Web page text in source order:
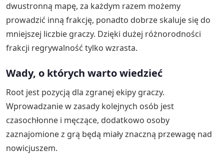
dwustronną mapę, za każdym razem możemy
prowadzić inną frakcję, ponadto dobrze skaluje się do
mniejszej liczbie graczy. Dzięki dużej różnorodności
frakcji regrywalność tylko wzrasta.
Wady, o których warto wiedzieć
Root jest pozycją dla zgranej ekipy graczy.
Wprowadzanie w zasady kolejnych osób jest
czasochłonne i męczące, dodatkowo osoby
zaznajomione z grą będą miały znaczną przewagę nad
nowicjuszem.